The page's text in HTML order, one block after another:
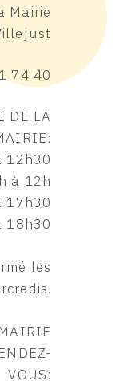
Mairie
74 40
DE LA
12h30
à 12h
17h30
18h30
les
VOUS: